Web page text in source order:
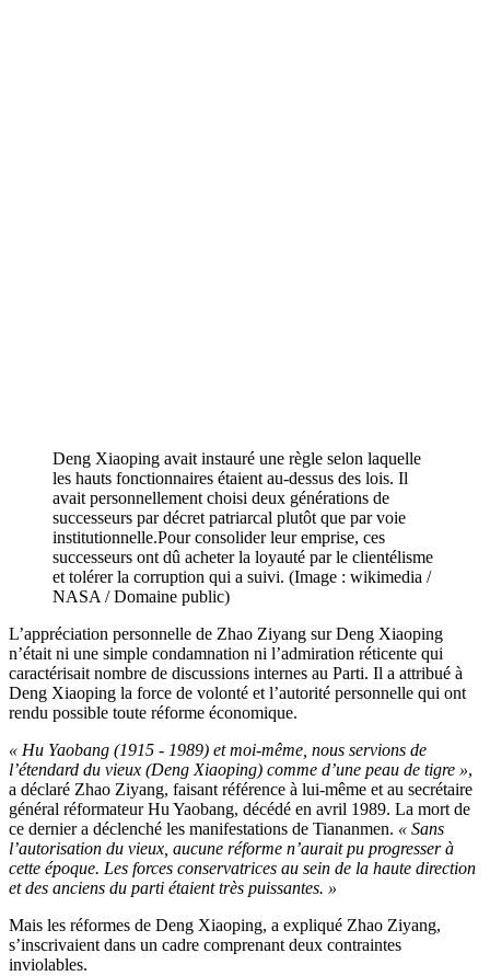
Deng Xiaoping avait instauré une règle selon laquelle
les hauts fonctionnaires étaient au-dessus des lois. Il
avait personnellement choisi deux générations de
successeurs par décret patriarcal plutôt que par voie
institutionnelle.Pour consolider leur emprise, ces
successeurs ont dû acheter la loyauté par le clientélisme
et tolérer la corruption qui a suivi. (Image : wikimedia /
NASA / Domaine public)
L’appréciation personnelle de Zhao Ziyang sur Deng Xiaoping
n’était ni une simple condamnation ni l’admiration réticente qui
caractérisait nombre de discussions internes au Parti. Il a attribué à
Deng Xiaoping la force de volonté et l’autorité personnelle qui ont
rendu possible toute réforme économique.
« Hu Yaobang (1915 - 1989) et moi-même, nous servions de
l’étendard du vieux (Deng Xiaoping) comme d’une peau de tigre »,
a déclaré Zhao Ziyang, faisant référence à lui-même et au secrétaire
général réformateur Hu Yaobang, décédé en avril 1989. La mort de
ce dernier a déclenché les manifestations de Tiananmen. « Sans
l’autorisation du vieux, aucune réforme n’aurait pu progresser à
cette époque. Les forces conservatrices au sein de la haute direction
et des anciens du parti étaient très puissantes. »
Mais les réformes de Deng Xiaoping, a expliqué Zhao Ziyang,
s’inscrivaient dans un cadre comprenant deux contraintes
inviolables.